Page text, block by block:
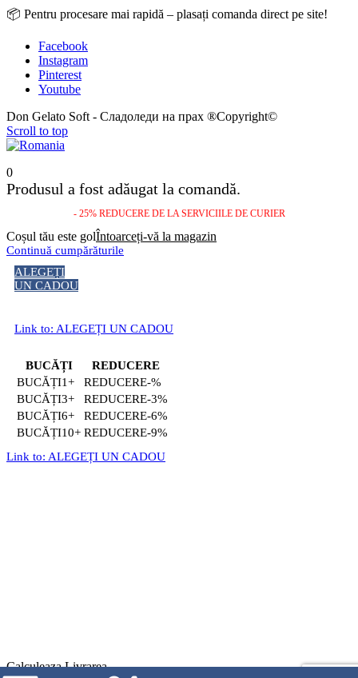
📦 Pentru procesare mai rapidă – plasați comanda direct pe site!
Facebook
Instagram
Pinterest
Youtube
Don Gelato Soft - Сладоледи на прах ®Copyright©
Scroll to top
0
Produsul a fost adăugat la comandă.
- 25% REDUCERE DE LA SERVICIILE DE CURIER
Coșul tău este golÎntoarceți-vă la magazin
Continuă cumpărăturile
ALEGEȚI
UN CADOU
Link to: ALEGEȚI UN CADOU
BUCĂȚI
REDUCERE
1+
-%
3+
-3%
6+
-6%
10+
-9%
Link to: ALEGEȚI UN CADOU
Calculeaza Livrarea